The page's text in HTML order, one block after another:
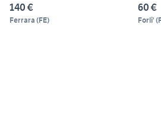
140 €
Ferrara (FE)
60 €
Forli' (